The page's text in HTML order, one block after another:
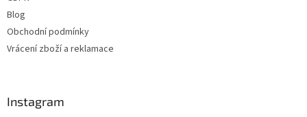
Blog
Obchodní podmínky
Vrácení zboží a reklamace
Instagram